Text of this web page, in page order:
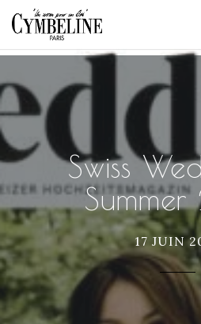
Swiss
17 JUIN